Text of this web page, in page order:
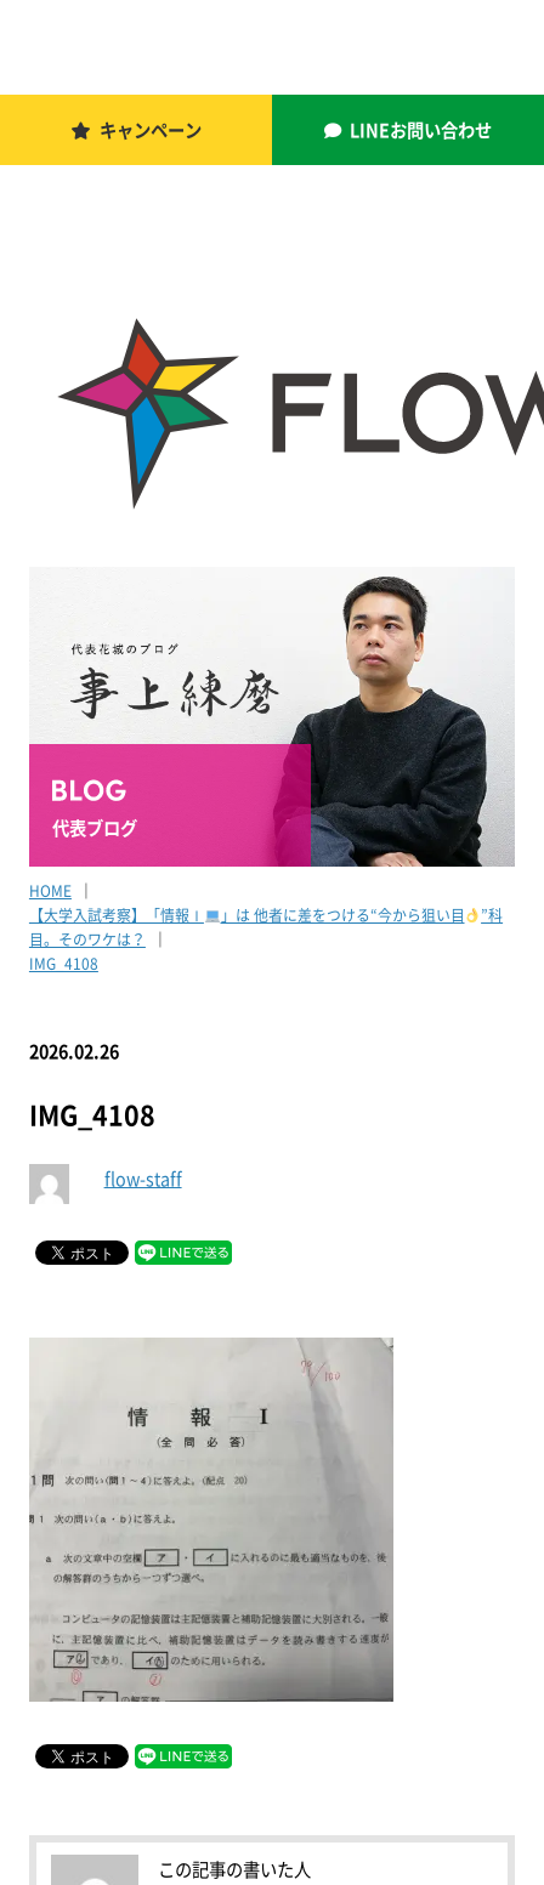
キャンペーン LINEお問い合わせ
代表ブログ
HOME
【大学入試考察】「情報Ⅰ
」は 他者に差をつける“今から狙い目
”科
目。そのワケは？
IMG_4108
2026.02.26
IMG_4108
flow-staff
この記事の書いた人